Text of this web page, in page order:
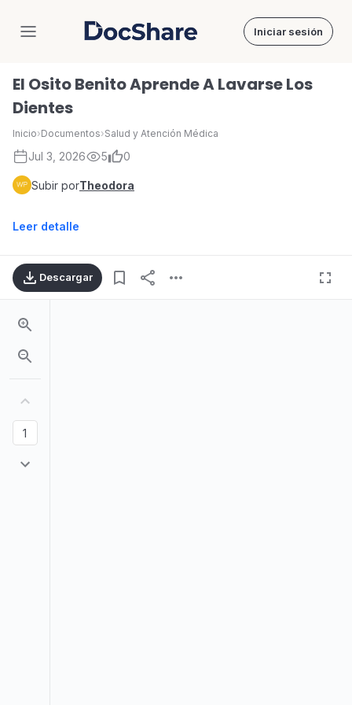
DocShare Iniciar sesión
El Osito Benito Aprende A Lavarse Los
Dientes
Inicio›Documentos›Salud y Atención Médica
Jul 3, 2026 5 0
Subir porTheodora
Leer detalle
Descargar